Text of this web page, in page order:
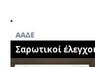
AAΔΕ
Σαρωτικοί